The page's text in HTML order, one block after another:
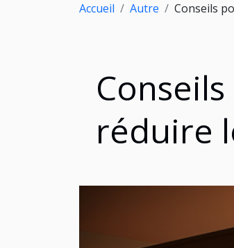
Accueil Autre Conseils
réduire